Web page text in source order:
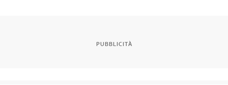
PUBBLICITÀ